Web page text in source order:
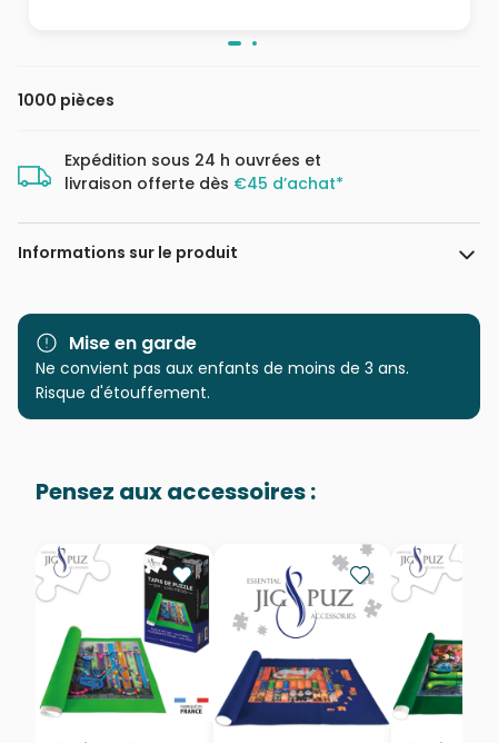
1000 pièces
Expédition sous 24 h ouvrées et
livraison offerte dès €45 d’achat*
Informations sur le produit
Marque Schmidt Spiele
Catégorie
Puzzles - Forêts, Fleurs et
EAN 4001504585549
Nombre de pièces 1000 pièces
Dimensions 69 x 49 cm
Mise en garde
Ne convient pas aux enfants de moins de 3 ans.
Risque d'étouffement.
Pensez aux accessoires :